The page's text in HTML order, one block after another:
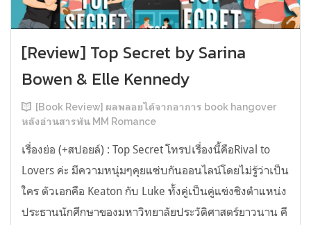
[Review] Top Secret by Sarina
Bowen & Elle Kennedy
[Book Review] ผลพลอยได้จากอาการ book hangover
หลังอ่านสารพัน MM Romance
เรื่องย่อ (+สปอยล์) : Top Secret โทรปเรื่องนี้คือRival to
Lovers ค่ะ มีความหนุ่มๆคุยแซ่บกันออนไลน์โดยไม่รู้ว่าเป็น
ใคร ตัวเอกคือ Keaton กับ Luke ทั้งคู่เป็นคู่แข่งชิงตำแหน่ง
ประธานนักศึกษาของมหาวิทยาลัยประวัติศาสตร์ยาวนาน คี